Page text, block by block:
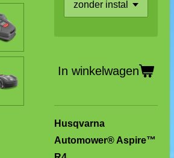
In winkelwagen
Husqvarna
Automower® Aspire™